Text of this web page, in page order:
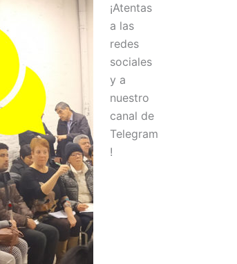
¡Atentas
a las
redes
sociales
y a
nuestro
canal de
Telegram
!